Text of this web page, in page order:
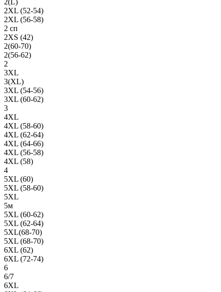
2XL (52-54)
2XL (56-58)
2 сп
2XS (42)
2(60-70)
2(56-62)
2
3XL
3(XL)
3XL (54-56)
3XL (60-62)
3
4XL
4XL (58-60)
4XL (62-64)
4XL (64-66)
4XL (56-58)
4XL (58)
4
5XL (60)
5XL (58-60)
5XL
5м
5XL (60-62)
5XL (62-64)
5XL(68-70)
5XL (68-70)
6XL (62)
6XL (72-74)
6
6/7
6XL